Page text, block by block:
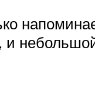
и